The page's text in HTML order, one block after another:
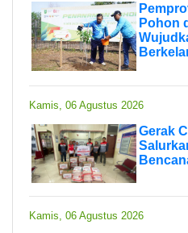
Pohon
Kamis, 06 Agustus 2026
Gerak
Kamis, 06 Agustus 2026